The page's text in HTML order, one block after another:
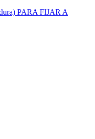
PARA FIJAR A